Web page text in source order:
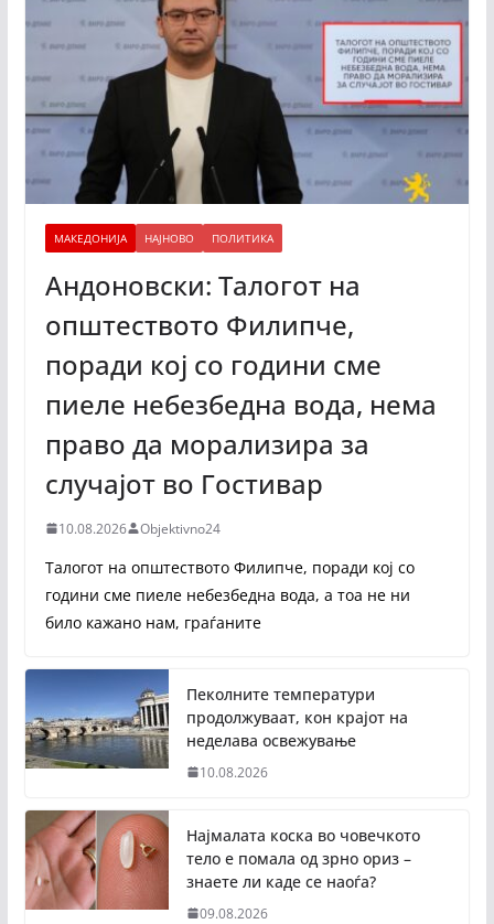
МАКЕДОНИЈА НАЈНОВО ПОЛИТИКА
Андоновски: Талогот на
општеството Филипче,
поради кој со години сме
пиеле небезбедна вода, нема
право да морализира за
случајот во Гостивар
10.08.2026 Objektivno24
Талогот на општеството Филипче, поради кој со
години сме пиеле небезбедна вода, а тоа не ни
било кажано нам, граѓаните
Пеколните температури
продолжуваат, кон крајот на
неделава освежување
10.08.2026
Најмалата коска во човечкото
тело е помала од зрно ориз –
знаете ли каде се наоѓа?
09.08.2026